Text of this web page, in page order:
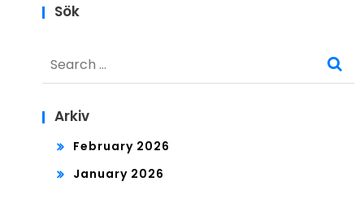
Sök
Search
for:
Arkiv
February 2026
January 2026